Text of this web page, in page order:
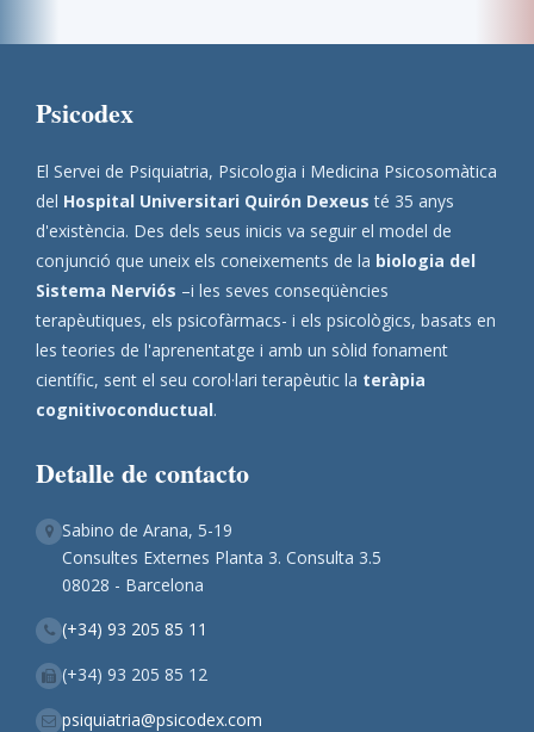
Psicodex
El Servei de Psiquiatria, Psicologia i Medicina Psicosomàtica
del Hospital Universitari Quirón Dexeus té 35 anys
d'existència. Des dels seus inicis va seguir el model de
conjunció que uneix els coneixements de la biologia del
Sistema Nerviós –i les seves conseqüències
terapèutiques, els psicofàrmacs- i els psicològics, basats en
les teories de l'aprenentatge i amb un sòlid fonament
científic, sent el seu corol·lari terapèutic la teràpia
cognitivoconductual.
Detalle de contacto
Sabino de Arana, 5-19
Consultes Externes Planta 3. Consulta 3.5
08028 - Barcelona
(+34) 93 205 85 11
(+34) 93 205 85 12
psiquiatria@psicodex.com